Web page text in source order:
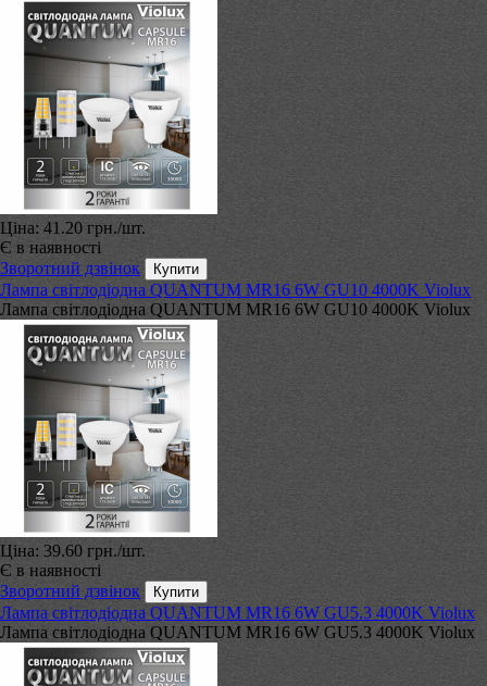
Ціна: 41.20 грн./шт.
Є в наявності
Зворотний дзвінок
Лампа світлодіодна QUANTUM MR16 6W GU10 4000K Violux
Лампа світлодіодна QUANTUM MR16 6W GU10 4000K Violux
Ціна: 39.60 грн./шт.
Є в наявності
Зворотний дзвінок
Лампа світлодіодна QUANTUM MR16 6W GU5.3 4000K Violux
Лампа світлодіодна QUANTUM MR16 6W GU5.3 4000K Violux